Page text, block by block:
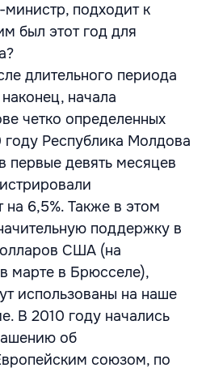
подходит к
был этот год для
длительного периода
начала
четко определенных
году Республика Молдова
первые девять месяцев
6,5%. Также в этом
поддержку в
США (на
марте в Брюсселе),
использованы на наше
В 2010 году начались
об
союзом, по